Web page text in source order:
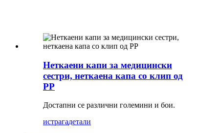
Неткаени капи за медицински
сестри, неткаена капа со клип од
PP
Достапни се различни големини и бои.
истрагадетали